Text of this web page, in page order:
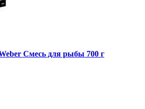
Смесь для рыбы 700 г